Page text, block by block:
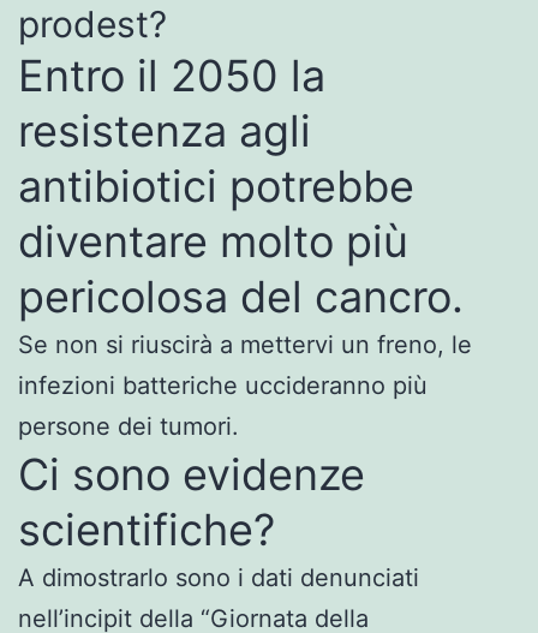
prodest?
Entro il 2050 la
resistenza agli
antibiotici potrebbe
diventare molto più
pericolosa del cancro.
Se non si riuscirà a mettervi un freno, le
infezioni batteriche uccideranno più
persone dei tumori.
Ci sono evidenze
scientifiche?
A dimostrarlo sono i dati denunciati
nell’incipit della “Giornata della